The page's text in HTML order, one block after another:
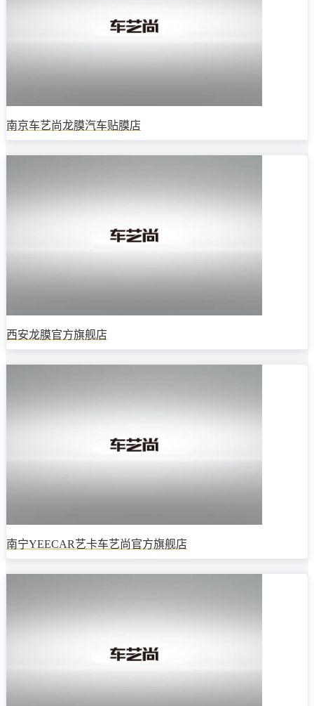
南京车艺尚龙膜汽车贴膜店
西安龙膜官方旗舰店
南宁YEECAR艺卡车艺尚官方旗舰店